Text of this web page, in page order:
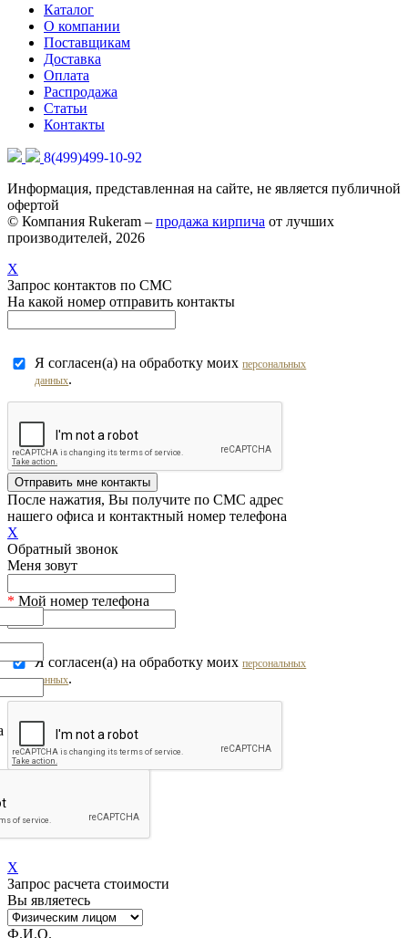
Каталог
О компании
Поставщикам
Доставка
Оплата
Распродажа
Статьи
Контакты
8(499)499-10-92
Информация, представленная на сайте, не является публичной
офертой
© Компания Rukeram – продажа кирпича от лучших
производителей, 2026
X
Запрос контактов по СМС
На какой номер отправить контакты
Я согласен(а) на обработку моихперсональных
данных.
Отправить мне контакты
После нажатия, Вы получите по СМС адрес
нашего офиса и контактный номер телефона
X
Обратный звонок
Меня зовут
* Мой номер телефона
Я согласен(а) на обработку моихперсональных
данных.
обработку моихперсональных
X
Запрос расчета стоимости
Вы являетесь
Ф.И.О.